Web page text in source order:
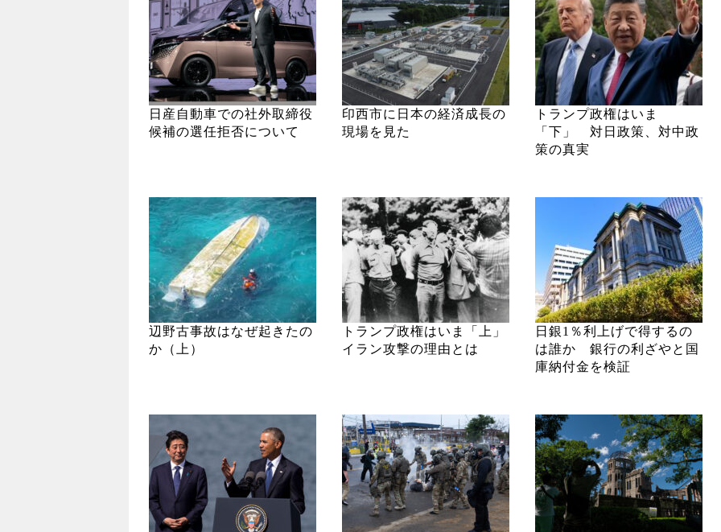
日産自動車での社外取締役
候補の選任拒否について
印西市に日本の経済成長の
現場を見た
トランプ政権はいま
「下」 対日政策、対中政
策の真実
辺野古事故はなぜ起きたの
か（上）
トランプ政権はいま「上」
イラン攻撃の理由とは
日銀1％利上げで得するの
は誰か 銀行の利ざやと国
庫納付金を検証